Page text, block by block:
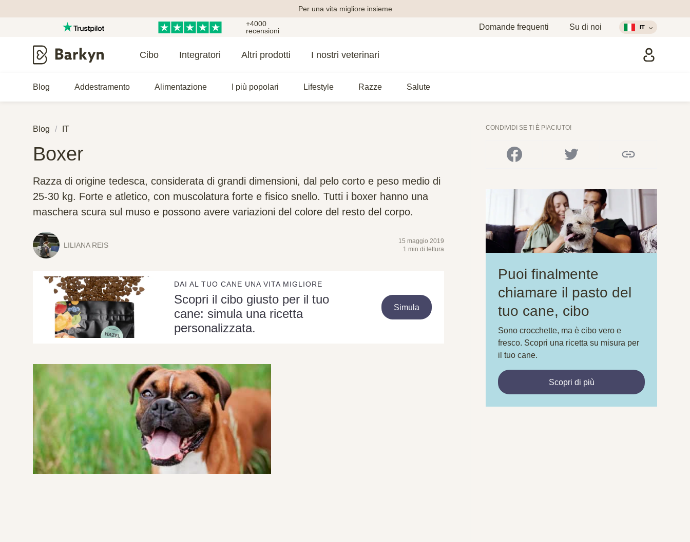
Per una vita migliore insieme
+4000
recensioni
Domande frequenti Su di noi IT
Cibo Integratori Altri prodotti I nostri veterinari
Blog Addestramento Alimentazione I più popolari Lifestyle Razze Salute
Blog IT
Boxer
Razza di origine tedesca, considerata di grandi dimensioni, dal pelo corto e peso medio di
25-30 kg. Forte e atletico, con muscolatura forte e fisico snello. Tutti i boxer hanno una
maschera scura sul muso e possono avere variazioni del colore del resto del corpo.
LILIANA REIS
15 maggio 2019
1 min di lettura
DAI AL TUO CANE UNA VITA MIGLIORE
Scopri il cibo giusto per il tuo
cane: simula una ricetta
personalizzata.
Simula
CONDIVIDI SE TI È PIACIUTO!
Puoi finalmente
chiamare il pasto del
tuo cane, cibo
Sono crocchette, ma è cibo vero e
fresco. Scopri una ricetta su misura per
il tuo cane.
Scopri di più